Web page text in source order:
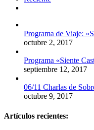
Programa de Viaje:
octubre 2, 2017
Programa «Siente
septiembre 12, 2017
06/11 Charlas de
octubre 9, 2017
Artículos recientes: